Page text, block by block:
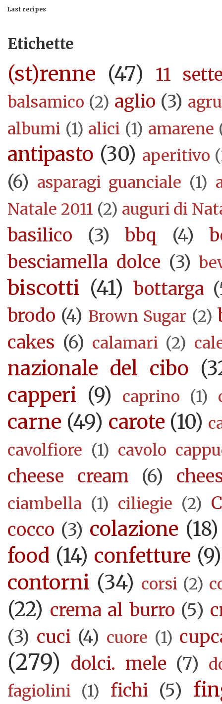
Last recipes
Etichette
(st)renne (47) 11
balsamico (2) aglio (3)
albumi (1) alici (1) amarene
antipasto (30) aperitivo
(6) asparagi guanciale (1)
Natale 2011 (2) auguri di
basilico (3) bbq (4)
besciamella dolce (3)
biscotti (41) bottarga
brodo (4) Brown Sugar (2)
cakes (6) calamari (2)
nazionale del cibo
capperi (9) caprino (1)
carne (49) carote (10)
cavolfiore (1) cavolo
cheese cream (6)
ciambella (1) ciliegie (2)
cocco (3) colazione (18)
food (14) confetture (9)
contorni (34) corsi (2)
(22) crema al burro (5)
(3) cuci (4) cuore (1)
(279) dolci. mele (7)
fagiolini (1) fichi (5)